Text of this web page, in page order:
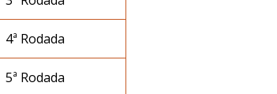
4ª Rodada
5ª Rodada